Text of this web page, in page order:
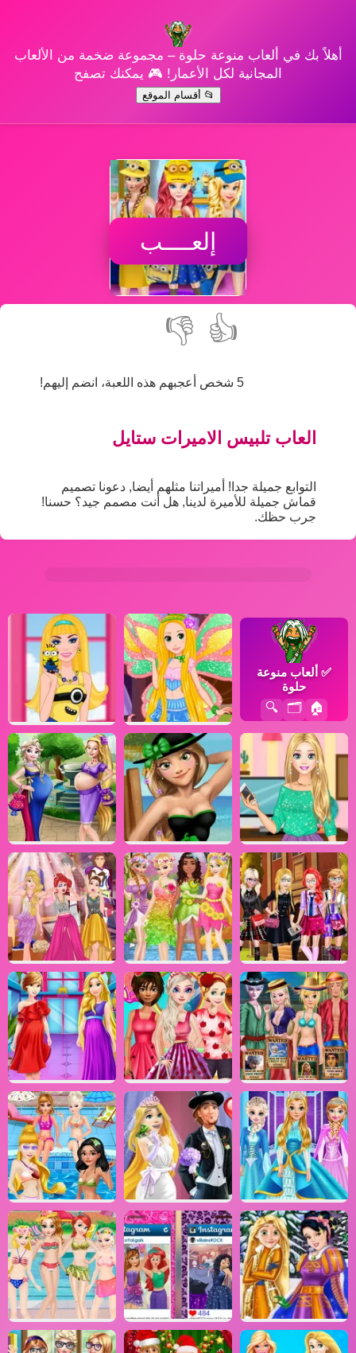
أهلاً بك في ألعاب منوعة حلوة – مجموعة ضخمة من الألعاب
المجانية لكل الأعمار! 🎮 يمكنك تصفح
📂 أقسام الموقع
إلعــــب
👍
👎
5 شخص أعجبهم هذه اللعبة، انضم إليهم!
العاب تلبيس الاميرات ستايل
التوابع جميلة جدا! أميراتنا مثلهم أيضا, دعونا تصميم
قماش جميلة للأميرة لدينا, هل أنت مصمم جيد؟ حسنا!
جرب حظك.
✅ ألعاب منوعة
حلوة
🏠
🗂️
🔍